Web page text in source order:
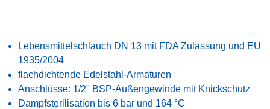
Lebensmittelschlauch DN 13 mit FDA Zulassung und EU
1935/2004
flachdichtende Edelstahl-Armaturen
Anschlüsse: 1/2'' BSP-Außengewinde mit Knickschutz
Dampfsterilisation bis 6 bar und 164 °C